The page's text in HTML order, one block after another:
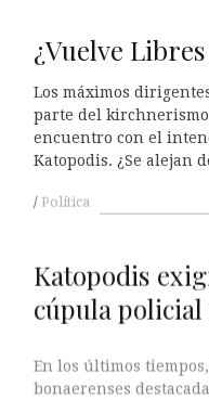
¿Vuelve
Los máximos
parte del
encuentro con el
Katopodis. ¿Se alejan
Política
Katopodis
cúpula
bonaerenses
protagonistas de